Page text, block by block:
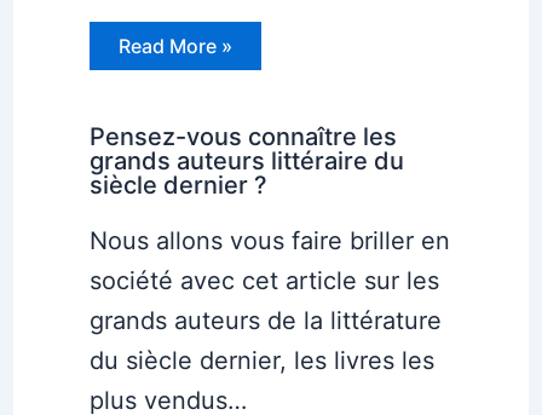
Read More »
Pensez-vous connaître les
grands auteurs littéraire du
siècle dernier ?
Nous allons vous faire briller en
société avec cet article sur les
grands auteurs de la littérature
du siècle dernier, les livres les
plus vendus…